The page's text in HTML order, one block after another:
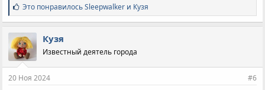
С
и
м
п
а
т
и
:
Это понравилосьSleepwalker и Кузя
Кузя
Известный деятель города
20 Ноя 2024 #6